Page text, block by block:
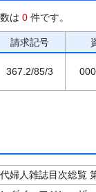
は 0 件です。
請求記号
367.2/85/3
婦人雑誌目次総覧